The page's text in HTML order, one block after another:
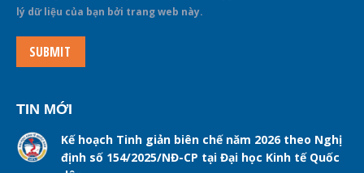
lý dữ liệu của bạn bởi trang web này.
SUBMIT
TIN MỚI
Kế hoạch Tinh giản biên chế năm 2026 theo Nghị
định số 154/2025/NĐ-CP tại Đại học Kinh tế Quốc